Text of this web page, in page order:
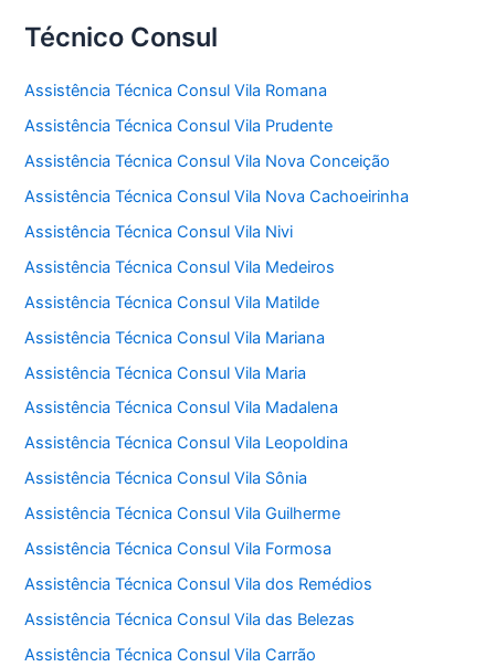
Técnico Consul
Assistência Técnica Consul Vila Romana
Assistência Técnica Consul Vila Prudente
Assistência Técnica Consul Vila Nova Conceição
Assistência Técnica Consul Vila Nova Cachoeirinha
Assistência Técnica Consul Vila Nivi
Assistência Técnica Consul Vila Medeiros
Assistência Técnica Consul Vila Matilde
Assistência Técnica Consul Vila Mariana
Assistência Técnica Consul Vila Maria
Assistência Técnica Consul Vila Madalena
Assistência Técnica Consul Vila Leopoldina
Assistência Técnica Consul Vila Sônia
Assistência Técnica Consul Vila Guilherme
Assistência Técnica Consul Vila Formosa
Assistência Técnica Consul Vila dos Remédios
Assistência Técnica Consul Vila das Belezas
Assistência Técnica Consul Vila Carrão